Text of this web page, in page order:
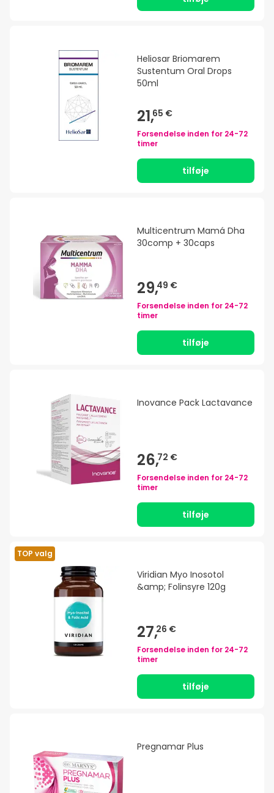
Heliosar Briomarem
Sustentum Oral Drops
50ml
21,65 €
Forsendelse inden for 24-72
timer
tilføje
Multicentrum Mamá Dha
30comp + 30caps
29,49 €
Forsendelse inden for 24-72
timer
tilføje
Inovance Pack Lactavance
26,72 €
Forsendelse inden for 24-72
timer
tilføje
TOP valg
Viridian Myo Inosotol
&amp; Folinsyre 120g
27,26 €
Forsendelse inden for 24-72
timer
tilføje
Pregnamar Plus